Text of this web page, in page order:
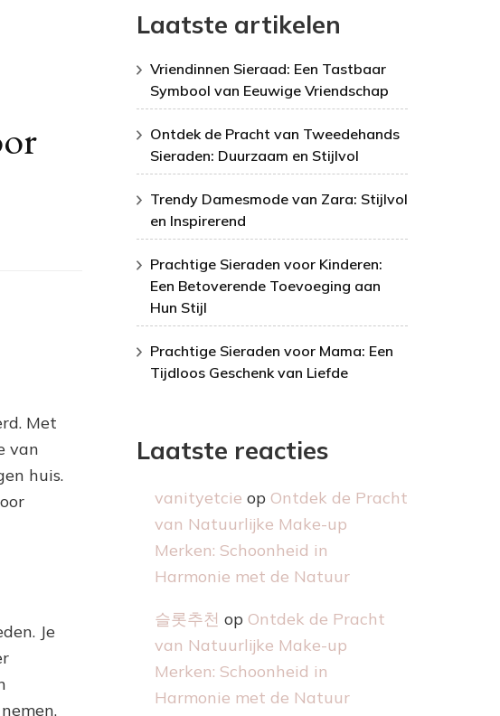
Met
van
huis.
Je
Laatste artikelen
Vriendinnen Sieraad: Een Tastbaar
Symbool van Eeuwige Vriendschap
Ontdek de Pracht van Tweedehands
Sieraden: Duurzaam en Stijlvol
Trendy Damesmode van Zara: Stijlvol
en Inspirerend
Prachtige Sieraden voor Kinderen:
Een Betoverende Toevoeging aan
Hun Stijl
Prachtige Sieraden voor Mama: Een
Tijdloos Geschenk van Liefde
Laatste reacties
vanityetcie op Ontdek de Pracht
van Natuurlijke Make-up
Merken: Schoonheid in
Harmonie met de Natuur
슬롯추천 op Ontdek de Pracht
van Natuurlijke Make-up
Merken: Schoonheid in
Harmonie met de Natuur